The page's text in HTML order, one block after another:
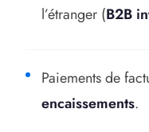
l’étranger (B2B
Paiements de
encaissements.